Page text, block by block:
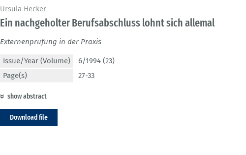
Ursula Hecker
Ein nachgeholter Berufsabschluss lohnt sich allemal
Externenprüfung in der Praxis
Issue/Year (Volume)
6/1994 (23)
Page(s)
27-33
show abstract
Download file